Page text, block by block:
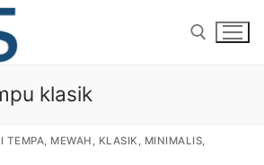
klasik
TEMPA, MEWAH, KLASIK, MINIMALIS,